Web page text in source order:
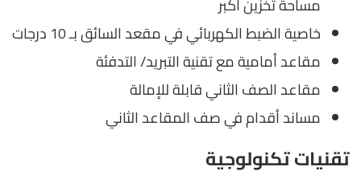
مساحة تخزين أكبر
خاصية الضبط الكهربائي في مقعد السائق بـ 10 درجات
مقاعد أمامية مع تقنية التبريد/ التدفئة
مقاعد الصف الثاني قابلة للإمالة
مساند أقدام في صف المقاعد الثاني
تقنيات تكنولوجية